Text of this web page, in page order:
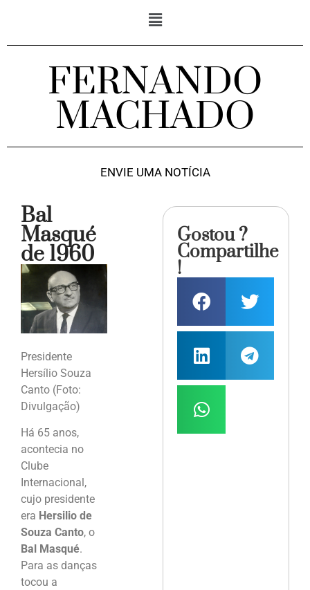
FERNANDO
MACHADO
ENVIE UMA NOTÍCIA
Bal
Masqué
de 1960
Presidente
Hersílio Souza
Canto (Foto:
Divulgação)
Há 65 anos,
acontecia no
Clube
Internacional,
cujo presidente
era Hersilio de
Souza Canto, o
Bal Masqué.
Para as danças
tocou a
Gostou ?
Compartilhe
!